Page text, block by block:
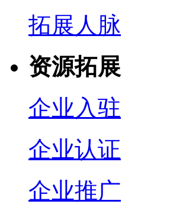
拓展人脉
资源拓展
企业入驻
企业认证
企业推广